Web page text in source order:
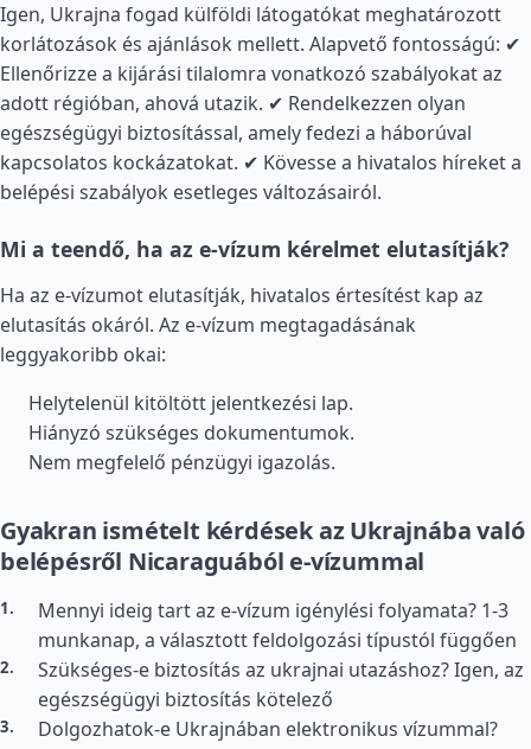
Igen, Ukrajna fogad külföldi látogatókat meghatározott
korlátozások és ajánlások mellett. Alapvető fontosságú: ✔
Ellenőrizze a kijárási tilalomra vonatkozó szabályokat az
adott régióban, ahová utazik. ✔ Rendelkezzen olyan
egészségügyi biztosítással, amely fedezi a háborúval
kapcsolatos kockázatokat. ✔ Kövesse a hivatalos híreket a
belépési szabályok esetleges változásairól.
Mi a teendő, ha az e-vízum kérelmet elutasítják?
Ha az e-vízumot elutasítják, hivatalos értesítést kap az
elutasítás okáról. Az e-vízum megtagadásának
leggyakoribb okai:
Helytelenül kitöltött jelentkezési lap.
Hiányzó szükséges dokumentumok.
Nem megfelelő pénzügyi igazolás.
Gyakran ismételt kérdések az Ukrajnába való
belépésről Nicaraguából e-vízummal
Mennyi ideig tart az e-vízum igénylési folyamata? 1-3
munkanap, a választott feldolgozási típustól függően
Szükséges-e biztosítás az ukrajnai utazáshoz? Igen, az
egészségügyi biztosítás kötelező
Dolgozhatok-e Ukrajnában elektronikus vízummal?